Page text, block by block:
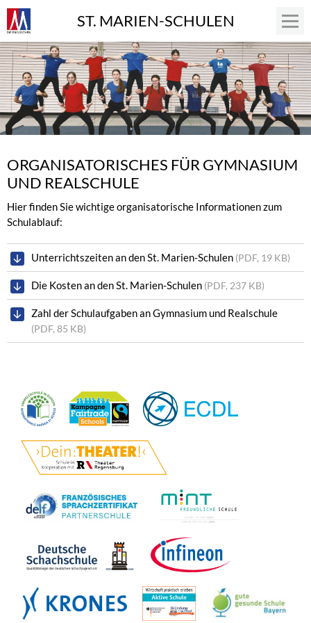
ST. MARIEN-SCHULEN
ORGANISATORISCHES FÜR GYMNASIUM
UND REALSCHULE
Hier finden Sie wichtige organisatorische Informationen zum
Schulablauf:
Unterrichtszeiten an den St. Marien-Schulen (PDF, 19 KB)
Die Kosten an den St. Marien-Schulen (PDF, 237 KB)
Zahl der Schulaufgaben an Gymnasium und Realschule
(PDF, 85 KB)